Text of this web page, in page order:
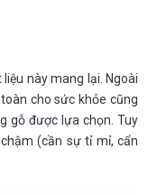
này mang lại. Ngoài
cho sức khỏe cũng
gỗ được lựa chọn. Tuy
(cần sự tỉ mỉ, cẩn